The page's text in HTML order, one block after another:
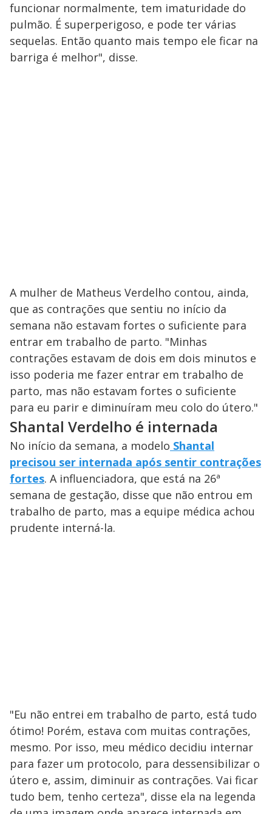
funcionar normalmente, tem imaturidade do
pulmão. É superperigoso, e pode ter várias
sequelas. Então quanto mais tempo ele ficar na
barriga é melhor", disse.
A mulher de Matheus Verdelho contou, ainda,
que as contrações que sentiu no início da
semana não estavam fortes o suficiente para
entrar em trabalho de parto. "Minhas
contrações estavam de dois em dois minutos e
isso poderia me fazer entrar em trabalho de
parto, mas não estavam fortes o suficiente
para eu parir e diminuíram meu colo do útero."
Shantal Verdelho é internada
No início da semana, a modelo Shantal
precisou ser internada após sentir contrações
fortes. A influenciadora, que está na 26ª
semana de gestação, disse que não entrou em
trabalho de parto, mas a equipe médica achou
prudente interná-la.
"Eu não entrei em trabalho de parto, está tudo
ótimo! Porém, estava com muitas contrações,
mesmo. Por isso, meu médico decidiu internar
para fazer um protocolo, para dessensibilizar o
útero e, assim, diminuir as contrações. Vai ficar
tudo bem, tenho certeza", disse ela na legenda